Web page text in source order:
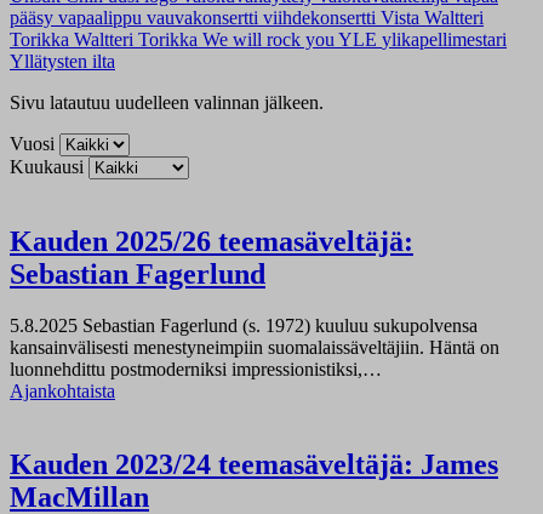
pääsy vapaalippu vauvakonsertti viihdekonsertti Vista Waltteri
Torikka Waltteri Torikka We will rock you YLE ylikapellimestari
Yllätysten ilta
Sivu latautuu uudelleen valinnan jälkeen.
Vuosi
Kuukausi
Kauden 2025/26 teemasäveltäjä:
Sebastian Fagerlund
5.8.2025 Sebastian Fagerlund (s. 1972) kuuluu sukupolvensa
kansainvälisesti menestyneimpiin suomalaissäveltäjiin. Häntä on
luonnehdittu postmoderniksi impressionistiksi,…
Ajankohtaista
Kauden 2023/24 teemasäveltäjä: James
MacMillan